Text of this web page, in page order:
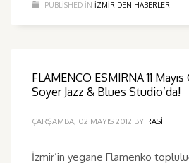
PUBLISHED IN IZMIR'DEN HABERLER
FLAMENCO ESMIRNA 11 Mayıs
Soyer Jazz & Blues Studio’da!
ÇARŞAMBA, 02 MAYIS 2012 BY RASI
İzmir’in yegane Flamenko